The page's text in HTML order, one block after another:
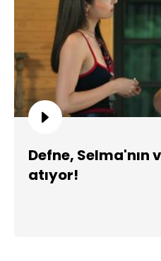
Defne, Selma'nın
atıyor!